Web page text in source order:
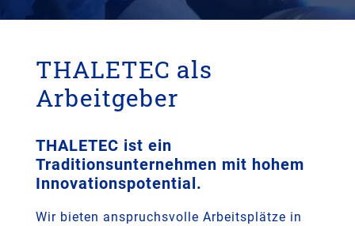
THALETEC als
Arbeitgeber
THALETEC ist ein
Traditionsunternehmen mit hohem
Innovationspotential.
Wir bieten anspruchsvolle Arbeitsplätze in